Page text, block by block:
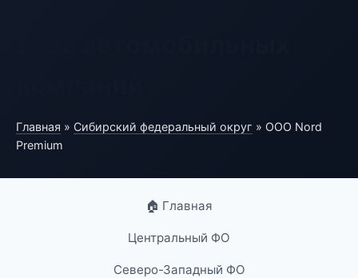
Главная » Сибирский федеральный округ » ООО Nord
Premium
🏠 Главная
Центральный ФО
Северо-Западный ФО